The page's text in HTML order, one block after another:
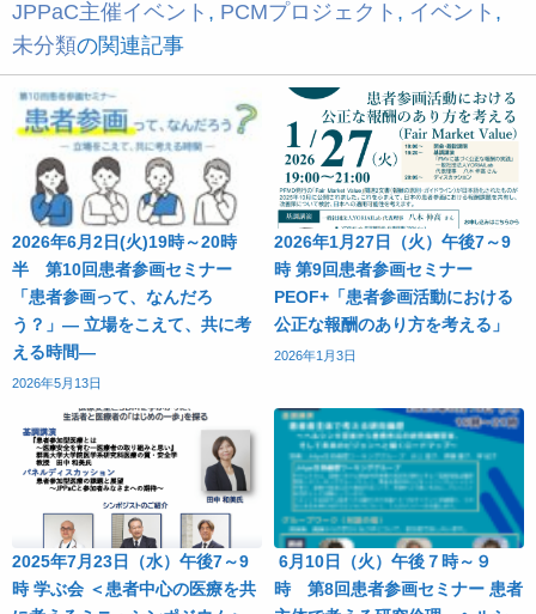
JPPaC主催イベント , PCMプロジェクト , イベント ,
未分類の関連記事
2026年6月2日(火)19時～20時
半 第10回患者参画セミナー
「患者参画って、なんだろ
う？」― 立場をこえて、共に考
える時間―
2026年5月13日
2026年1月27日（火）午後7～9
時 第9回患者参画セミナー
PEOF+「患者参画活動における
公正な報酬のあり方を考える」
2026年1月3日
2025年7月23日（水）午後7～9
時 学ぶ会 ＜患者中心の医療を共
6月10日（火）午後７時～９
時 第8回患者参画セミナー 患者